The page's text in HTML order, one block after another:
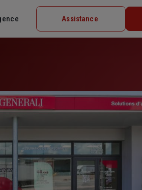
Assistance